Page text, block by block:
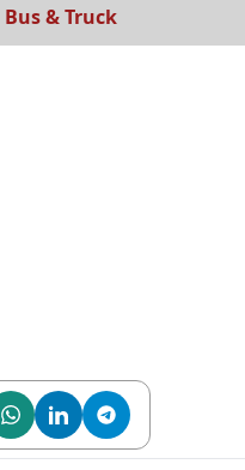
Bus & Truck